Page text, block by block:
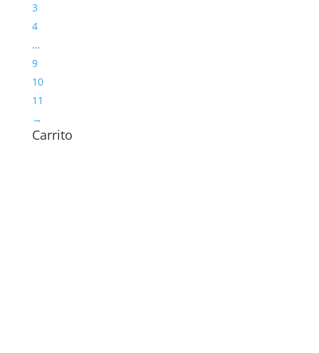
3
4
…
9
10
11
→
Carrito